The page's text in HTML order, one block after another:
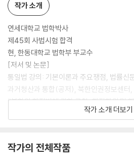
작가 소개
연세대학교 법학박사
제45회 사법시험 합격
현, 한동대학교 법학부 부교수
[저서 및 논문]
통일법 강의: 기본이론과 주요쟁점, 법률신
과거청산과 통합(공저), 북한인권정보센터
“북한의 행정법에 관한 고찰-행정행위 및
작가 소개 더보기
작가의 전체작품